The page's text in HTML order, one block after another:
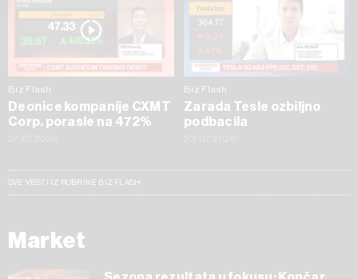
Biz Flash
Deonice kompanije CXMT
Corp. porasle na 472%
Biz Flash
Zarada Tesle ozbiljno
podbacila
SVE VESTI IZ RUBRIKE BIZ FLASH
Market